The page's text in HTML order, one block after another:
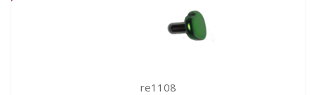
re1108